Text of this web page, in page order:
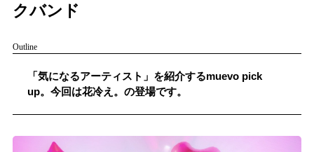
#男性シンガー #HR/HM #女性シンガー
記事一覧
プレスリリース一覧
お問い合わせ
クバンド
Outline
「気になるアーティスト」を紹介するmuevo pick
up。今回は花冷え。の登場です。